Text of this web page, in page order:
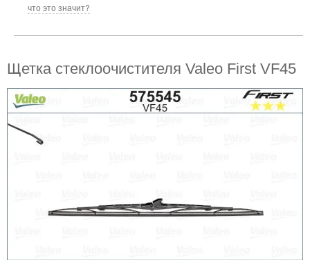
что это значит?
Щетка стеклоочистителя Valeo First VF45